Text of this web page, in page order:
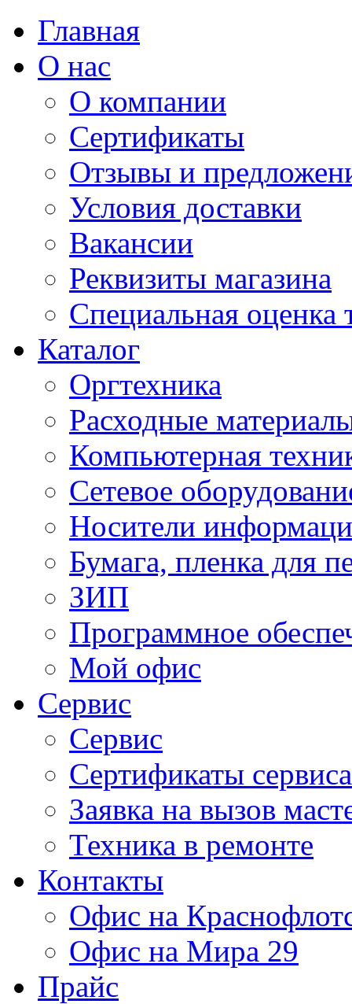
Главная
О нас
О компании
Сертификаты
Отзывы и
Условия доставки
Вакансии
Реквизиты магазина
Специальная оценка
Каталог
Оргтехника
Расходные
Компьютерная
Сетевое
Носители
Бумага, пленка для
ЗИП
Программное
Мой офис
Сервис
Сервис
Сертификаты сервиса
Заявка на вызов
Техника в ремонте
Контакты
Офис на
Офис на Мира 29
Прайс